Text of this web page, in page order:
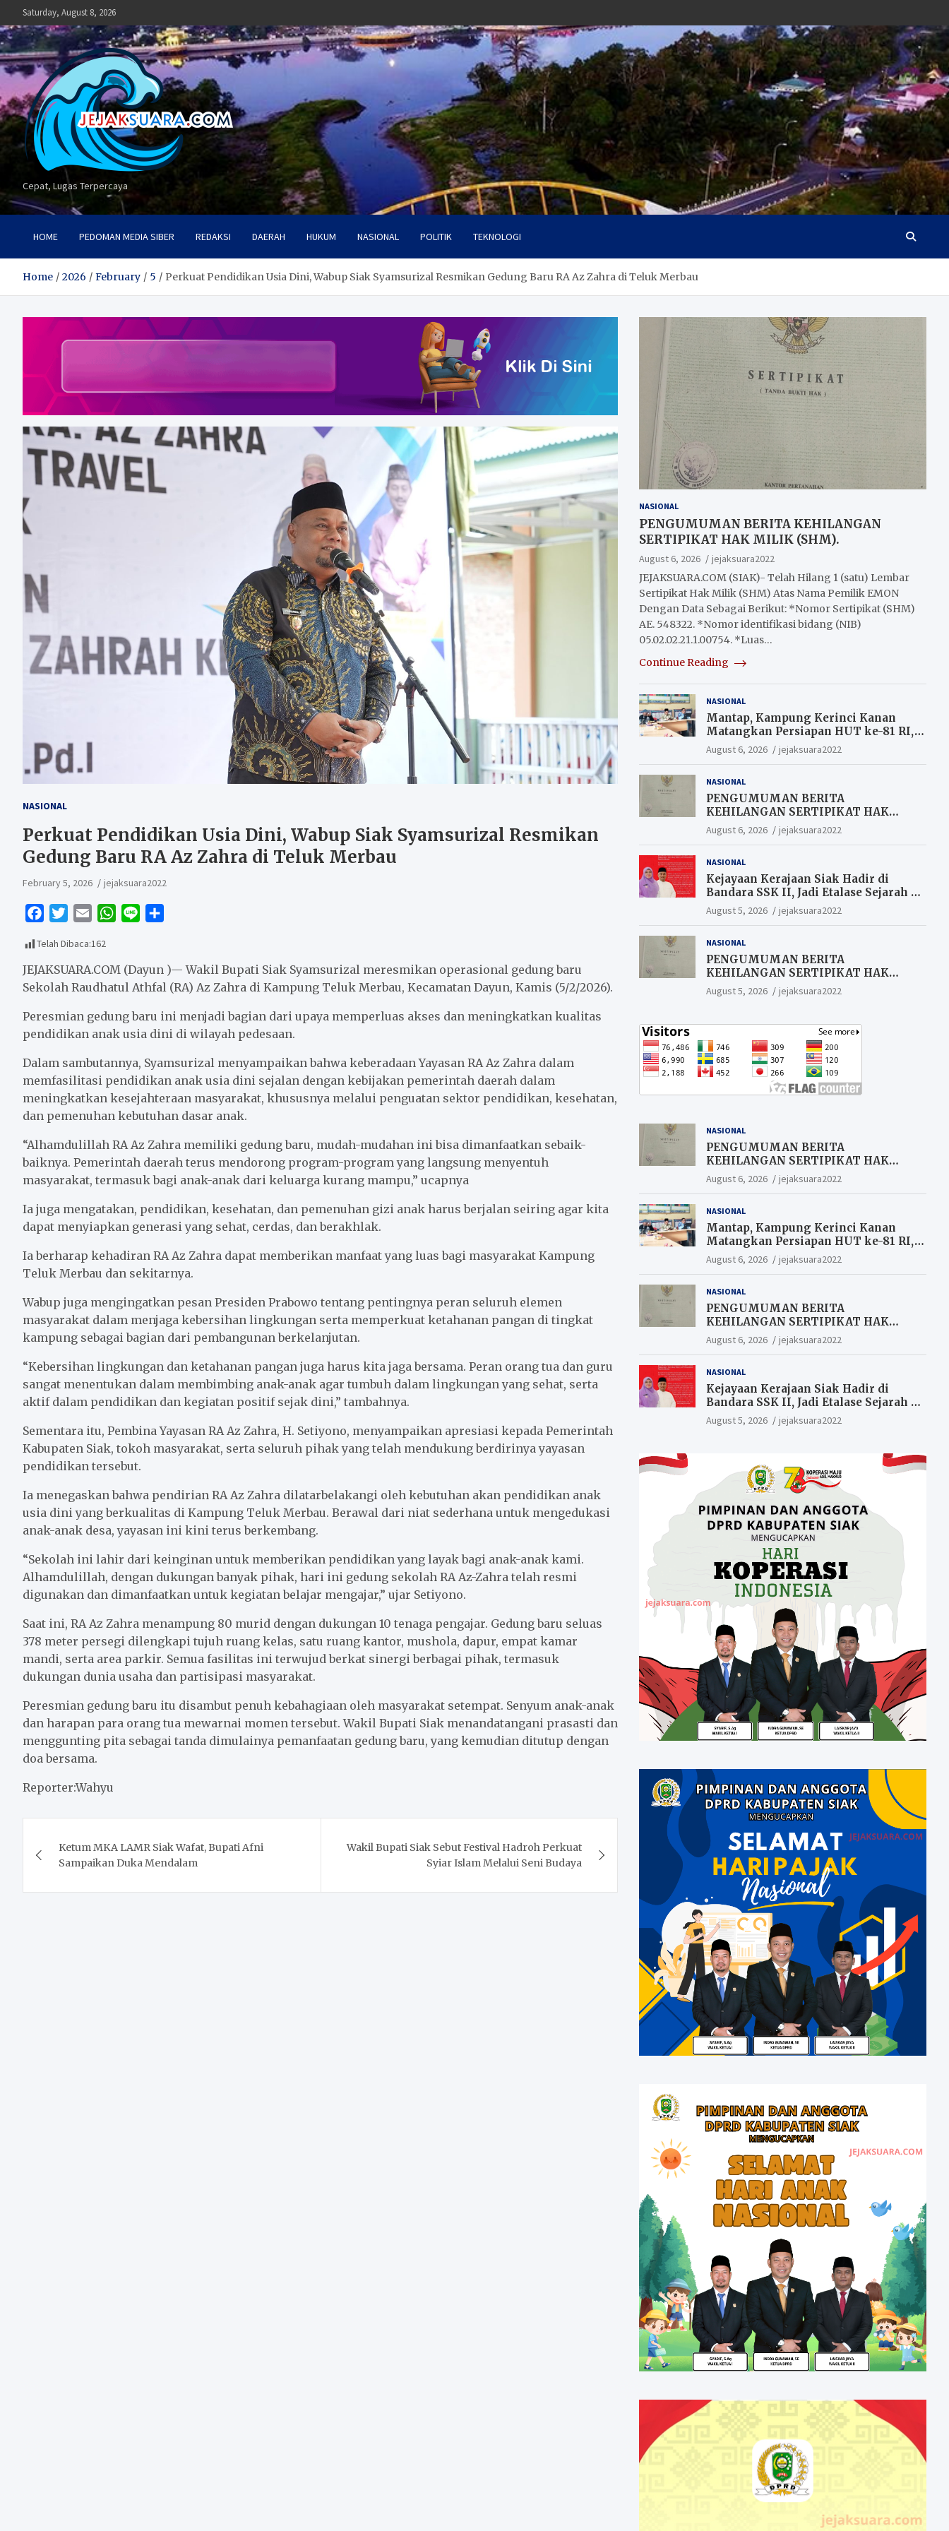
to
content
Saturday, August 8, 2026
Cepat, Lugas Terpercaya
HOME PEDOMAN MEDIA SIBER REDAKSI DAERAH HUKUM NASIONAL POLITIK TEKNOLOGI
Home 2026 February 5 Perkuat Pendidikan Usia Dini, Wabup Siak Syamsurizal Resmikan Gedung Baru RA Az Zahra di Teluk Merbau
NASIONAL
Perkuat Pendidikan Usia Dini, Wabup Siak Syamsurizal Resmikan
Gedung Baru RA Az Zahra di Teluk Merbau
February 5, 2026 jejaksuara2022
c
e
b
o
k
i
t
t
r
a
i
l
W
t
s
p
p
e
r
e
Telah Dibaca:162
JEJAKSUARA.COM (Dayun )— Wakil Bupati Siak Syamsurizal meresmikan operasional gedung baru
Sekolah Raudhatul Athfal (RA) Az Zahra di Kampung Teluk Merbau, Kecamatan Dayun, Kamis (5/2/2026).
Peresmian gedung baru ini menjadi bagian dari upaya memperluas akses dan meningkatkan kualitas
pendidikan anak usia dini di wilayah pedesaan.
Dalam sambutannya, Syamsurizal menyampaikan bahwa keberadaan Yayasan RA Az Zahra dalam
memfasilitasi pendidikan anak usia dini sejalan dengan kebijakan pemerintah daerah dalam
meningkatkan kesejahteraan masyarakat, khususnya melalui penguatan sektor pendidikan, kesehatan,
dan pemenuhan kebutuhan dasar anak.
“Alhamdulillah RA Az Zahra memiliki gedung baru, mudah-mudahan ini bisa dimanfaatkan sebaik-
baiknya. Pemerintah daerah terus mendorong program-program yang langsung menyentuh
masyarakat, termasuk bagi anak-anak dari keluarga kurang mampu,” ucapnya
Ia juga mengatakan, pendidikan, kesehatan, dan pemenuhan gizi anak harus berjalan seiring agar kita
dapat menyiapkan generasi yang sehat, cerdas, dan berakhlak.
Ia berharap kehadiran RA Az Zahra dapat memberikan manfaat yang luas bagi masyarakat Kampung
Teluk Merbau dan sekitarnya.
Wabup juga mengingatkan pesan Presiden Prabowo tentang pentingnya peran seluruh elemen
masyarakat dalam menjaga kebersihan lingkungan serta memperkuat ketahanan pangan di tingkat
kampung sebagai bagian dari pembangunan berkelanjutan.
“Kebersihan lingkungan dan ketahanan pangan juga harus kita jaga bersama. Peran orang tua dan guru
sangat menentukan dalam membimbing anak-anak agar tumbuh dalam lingkungan yang sehat, serta
aktif dalam pendidikan dan kegiatan positif sejak dini,” tambahnya.
Sementara itu, Pembina Yayasan RA Az Zahra, H. Setiyono, menyampaikan apresiasi kepada Pemerintah
Kabupaten Siak, tokoh masyarakat, serta seluruh pihak yang telah mendukung berdirinya yayasan
pendidikan tersebut.
Ia menegaskan bahwa pendirian RA Az Zahra dilatarbelakangi oleh kebutuhan akan pendidikan anak
usia dini yang berkualitas di Kampung Teluk Merbau. Berawal dari niat sederhana untuk mengedukasi
anak-anak desa, yayasan ini kini terus berkembang.
“Sekolah ini lahir dari keinginan untuk memberikan pendidikan yang layak bagi anak-anak kami.
Alhamdulillah, dengan dukungan banyak pihak, hari ini gedung sekolah RA Az-Zahra telah resmi
digunakan dan dimanfaatkan untuk kegiatan belajar mengajar,” ujar Setiyono.
Saat ini, RA Az Zahra menampung 80 murid dengan dukungan 10 tenaga pengajar. Gedung baru seluas
378 meter persegi dilengkapi tujuh ruang kelas, satu ruang kantor, mushola, dapur, empat kamar
mandi, serta area parkir. Semua fasilitas ini terwujud berkat sinergi berbagai pihak, termasuk
dukungan dunia usaha dan partisipasi masyarakat.
Peresmian gedung baru itu disambut penuh kebahagiaan oleh masyarakat setempat. Senyum anak-anak
dan harapan para orang tua mewarnai momen tersebut. Wakil Bupati Siak menandatangani prasasti dan
menggunting pita sebagai tanda dimulainya pemanfaatan gedung baru, yang kemudian ditutup dengan
doa bersama.
Reporter:Wahyu
navigation
Ketum MKA LAMR Siak Wafat, Bupati Afni
Sampaikan Duka Mendalam
Wakil Bupati Siak Sebut Festival Hadroh Perkuat
Syiar Islam Melalui Seni Budaya
NASIONAL
PENGUMUMAN BERITA KEHILANGAN
SERTIPIKAT HAK MILIK (SHM).
August 6, 2026
jejaksuara2022
JEJAKSUARA.COM (SIAK)- Telah Hilang 1 (satu) Lembar
Sertipikat Hak Milik (SHM) Atas Nama Pemilik EMON
Dengan Data Sebagai Berikut: *Nomor Sertipikat (SHM)
AE. 548322. *Nomor identifikasi bidang (NIB)
05.02.02.21.1.00754. *Luas…
Continue Reading
NASIONAL
Mantap, Kampung Kerinci Kanan
Matangkan Persiapan HUT ke-81 RI,
Warga yang ikut Upacara
Berkesempatan Raih Hadiah
August 6, 2026 jejaksuara2022
NASIONAL
PENGUMUMAN BERITA
KEHILANGAN SERTIPIKAT HAK
MILIK (SHM).
August 6, 2026 jejaksuara2022
NASIONAL
Kejayaan Kerajaan Siak Hadir di
Bandara SSK II, Jadi Etalase Sejarah di
Gerbang Riau
August 5, 2026 jejaksuara2022
NASIONAL
PENGUMUMAN BERITA
KEHILANGAN SERTIPIKAT HAK
MILIK (SHM).
August 5, 2026 jejaksuara2022
NASIONAL
PENGUMUMAN BERITA
KEHILANGAN SERTIPIKAT HAK
MILIK (SHM).
August 6, 2026 jejaksuara2022
NASIONAL
Mantap, Kampung Kerinci Kanan
Matangkan Persiapan HUT ke-81 RI,
Warga yang ikut Upacara
Berkesempatan Raih Hadiah
August 6, 2026 jejaksuara2022
NASIONAL
PENGUMUMAN BERITA
KEHILANGAN SERTIPIKAT HAK
MILIK (SHM).
August 6, 2026 jejaksuara2022
NASIONAL
Kejayaan Kerajaan Siak Hadir di
Bandara SSK II, Jadi Etalase Sejarah di
Gerbang Riau
August 5, 2026 jejaksuara2022